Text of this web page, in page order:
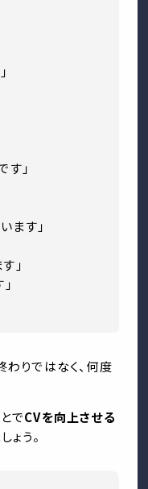
す」
ます」
」
わりではなく、何度
でCVを向上させる
ょう。